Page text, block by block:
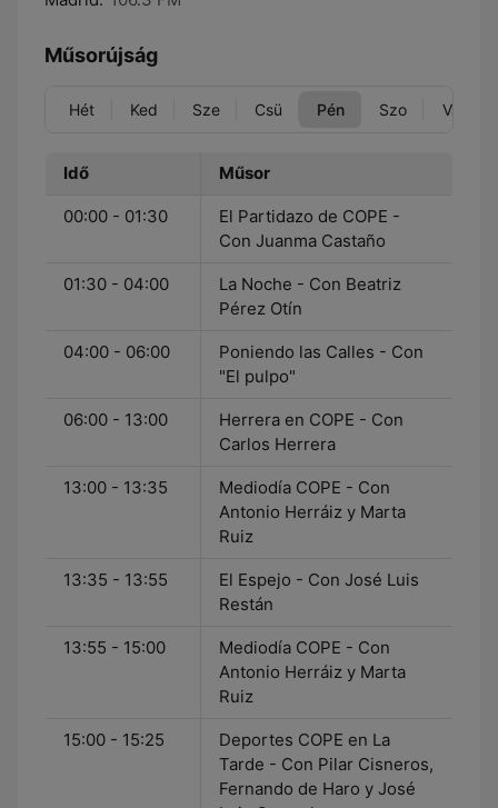
Műsorújság
Hét Ked Sze Csü Pén Szo Vas
Idő Műsor
00:00 - 01:30
El Partidazo de COPE -
Con Juanma Castaño
01:30 - 04:00
La Noche - Con Beatriz
Pérez Otín
04:00 - 06:00
Poniendo las Calles - Con
"El pulpo"
06:00 - 13:00
Herrera en COPE - Con
Carlos Herrera
13:00 - 13:35
Mediodía COPE - Con
Antonio Herráiz y Marta
Ruiz
13:35 - 13:55
El Espejo - Con José Luis
Restán
13:55 - 15:00
Mediodía COPE - Con
Antonio Herráiz y Marta
Ruiz
15:00 - 15:25
Deportes COPE en La
Tarde - Con Pilar Cisneros,
Fernando de Haro y José